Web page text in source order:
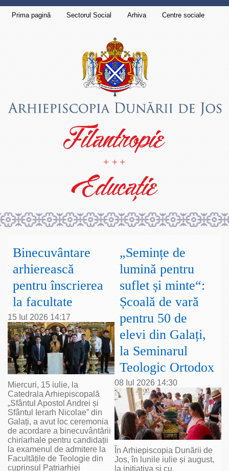
Prima pagină Sectorul Social Arhiva
Centre sociale
Binecuvântare
arhierească
pentru înscrierea
la facultate
15 Iul 2026 14:17
Miercuri, 15 iulie, la
Catedrala Arhiepiscopală
„Sfântul Apostol Andrei și
Sfântul Ierarh Nicolae” din
Galați, a avut loc ceremonia
de acordare a binecuvântării
chiriarhale pentru candidații
la examenul de admitere la
Facultățile de Teologie din
cuprinsul Patriarhiei
„Semințe de
lumină pentru
suflet și minte“:
Școală de vară
pentru 50 de
elevi din Galați,
la Seminarul
Teologic Ortodox
08 Iul 2026 14:30
În Arhiepiscopia Dunării de
Jos, în lunile iulie și august,
la inițiativa și cu